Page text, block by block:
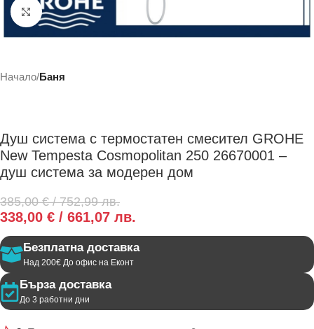
Click to enlarge
Начало Баня
Душ система с термостатен смесител GROHE
New Tempesta Cosmopolitan 250 26670001 –
душ система за модерен дом
385,00€/ 752,99 лв.
338,00 € / 661,07 лв.
Безплатна доставка
Над 200€ До офис на Еконт
Бърза доставка
До 3 работни дни